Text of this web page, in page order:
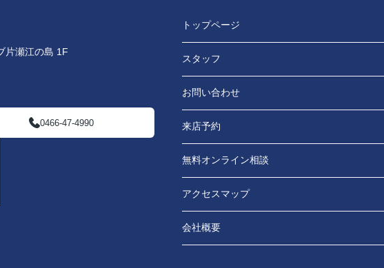
片瀬江の島 1F
0466-47-4990
トップページ
スタッフ
お問い合わせ
来店予約
無料オンライン相談
アクセスマップ
会社概要